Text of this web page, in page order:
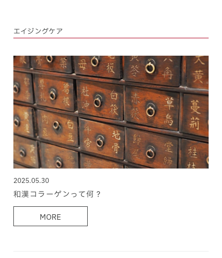
エイジングケア
2025.05.30
和漢コラーゲンって何？
MORE